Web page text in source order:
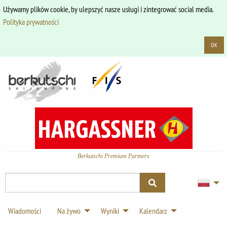
Używamy plików cookie, by ulepszyć nasze usługi i zintegrować social media.
Polityka prywatności
OK
Berkutschi Premium Partners
Wiadomości Na żywo Wyniki
Kalendarz